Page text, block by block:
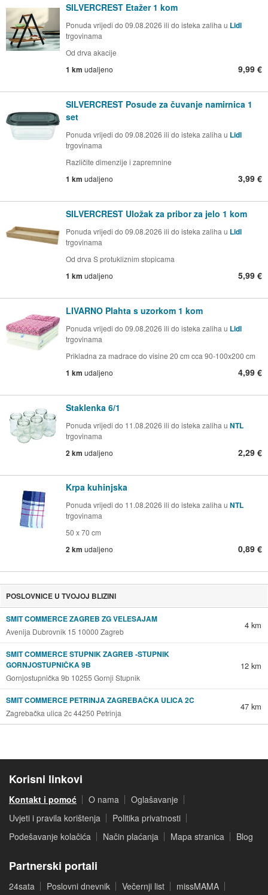
SILVERCREST Etažer 1 kom
Ponuda vrijedi do 09.08.2026 ili do isteka zaliha u Lidl
trgovinama
Od drva akacije
1 km udaljeno 9,99 €
SILVERCREST Posude za čuvanje namirnica 1
set
Ponuda vrijedi do 09.08.2026 ili do isteka zaliha u Lidl
trgovinama
Različite dimenzije i zapremnine
1 km udaljeno 3,99 €
SILVERCREST Uložak za pribor za jelo 1 kom
Ponuda vrijedi do 09.08.2026 ili do isteka zaliha u Lidl
trgovinama
Od drva S protukliznim stopicama
1 km udaljeno 5,99 €
LIVARNO Plahta s uzorkom 1 kom
Ponuda vrijedi do 09.08.2026 ili do isteka zaliha u Lidl
trgovinama
Prikladna za madrace do visine 20 cm cca 90-100x200 cm
1 km udaljeno 4,99 €
Staklenka 6/1
Ponuda vrijedi do 11.08.2026 ili do isteka zaliha u NTL
trgovinama
2 km udaljeno 2,29 €
Krpa kuhinjska
Ponuda vrijedi do 11.08.2026 ili do isteka zaliha u NTL
trgovinama
50 x 70 cm
2 km udaljeno 0,89 €
POSLOVNICE U TVOJOJ BLIZINI
SMIT COMMERCE ZAGREB ZG VELESAJAM
Avenija Dubrovnik 15 10000 Zagreb
4 km
SMIT COMMERCE STUPNIK ZAGREB -STUPNIK
GORNJOSTUPNIČKA 9B
Gornjostupnička 9b 10255 Gornji Stupnik
12 km
SMIT COMMERCE PETRINJA ZAGREBAČKA ULICA 2C
Zagrebačka ulica 2c 44250 Petrinja
47 km
Korisni linkovi
Kontakt i pomoć O nama
Oglašavanje
Uvjeti i pravila korištenja
Politika privatnosti
Podešavanje kolačića
Način plaćanja Mapa stranica Blog
Partnerski portali
24sata Poslovni dnevnik Večernji list missMAMA